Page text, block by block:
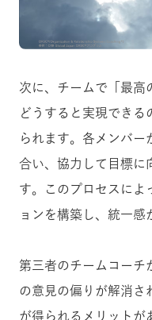
次に、チームで「最高
どうすると実現できる
られます。各メンバー
合い、協力して目標に
す。このプロセスによ
ョンを構築し、統一感
第三者のチームコーチ
の意見の偏りが解消さ
が得られるメリットが